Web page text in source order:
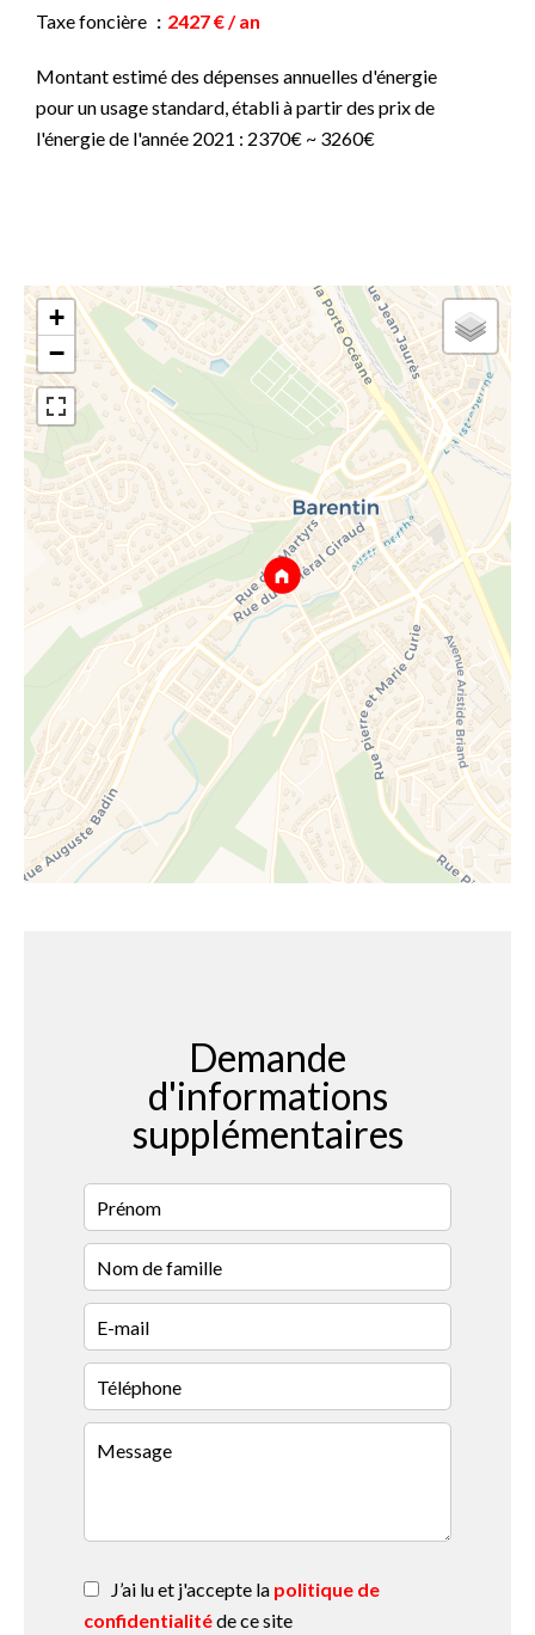
Taxe foncière 2427 € / an
Montant estimé des dépenses annuelles d'énergie
pour un usage standard, établi à partir des prix de
l'énergie de l'année 2021 : 2370€ ~ 3260€
+
−
Demande
d'informations
supplémentaires
J’ai lu et j'accepte la politique de
confidentialitéde ce site